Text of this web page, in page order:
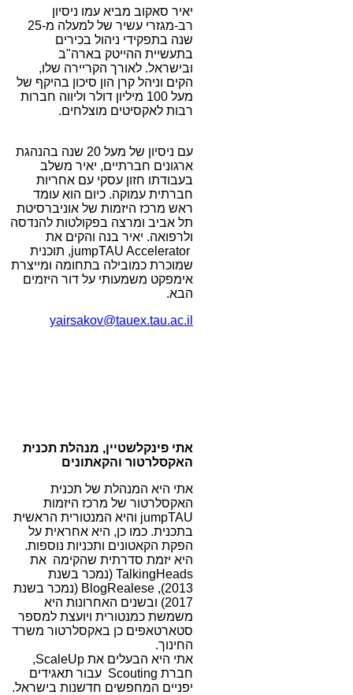
יאיר סאקוב מביא עמו ניסיון
רב-מגזרי עשיר של למעלה מ-25
שנה בתפקידי ניהול בכירים
בתעשיית ההייטק בארה"ב
ובישראל. לאורך הקריירה שלו,
הקים וניהל קרן הון סיכון בהיקף של
מעל 100 מיליון דולר וליווה חברות
רבות לאקסיטים מוצלחים.
עם ניסיון של מעל 20 שנה בהנהגת
ארגונים חברתיים, יאיר משלב
בעבודתו חזון עסקי עם אחריות
חברתית עמוקה. כיום הוא עומד
ראש מרכז היזמות של אוניברסיטת
תל אביב ומרצה בפקולטות להנדסה
ולרפואה. יאיר בנה והקים את
jumpTAU Accelerator, תוכנית
שמוכרת כמובילה בתחומה ומייצרת
אימפקט משמעותי על דור היזמים
הבא.
yairsakov@tauex.tau.ac.il
אתי פינקלשטיין, מנהלת תכנית
האקסלרטור והקאתונים
אתי היא המנהלת של תכנית
האקסלרטור של מרכז היזמות
jumpTAU והיא המנטורית הראשית
בתכנית. כמו כן, היא אחראית על
הפקת הקאטונים ותכניות נוספות.
היא יזמת סדרתית שהקימה את
TalkingHeads (נמכר בשנת
2013), BlogRealese (נמכר בשנת
2017) ובשנים האחרונות היא
משמשת כמנטורית ויועצת למספר
סטארטאפים כן באקסלרטור משרד
החינוך.
אתי היא הבעלים את ScaleUp,
חברת Scouting עבור תאגידים
יפניים המחפשים חדשנות בישראל.